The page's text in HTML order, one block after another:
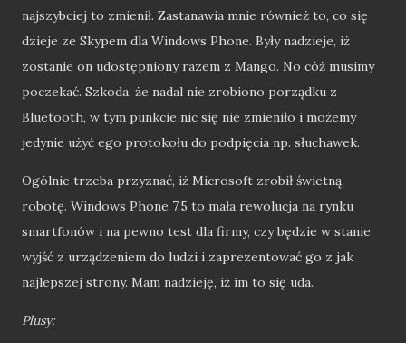
najszybciej to zmienił. Zastanawia mnie również to, co się
dzieje ze Skypem dla Windows Phone. Były nadzieje, iż
zostanie on udostępniony razem z Mango. No cóż musimy
poczekać. Szkoda, że nadal nie zrobiono porządku z
Bluetooth, w tym punkcie nic się nie zmieniło i możemy
jedynie użyć ego protokołu do podpięcia np. słuchawek.
Ogólnie trzeba przyznać, iż Microsoft zrobił świetną
robotę. Windows Phone 7.5 to mała rewolucja na rynku
smartfonów i na pewno test dla firmy, czy będzie w stanie
wyjść z urządzeniem do ludzi i zaprezentować go z jak
najlepszej strony. Mam nadzieję, iż im to się uda.
Plusy: